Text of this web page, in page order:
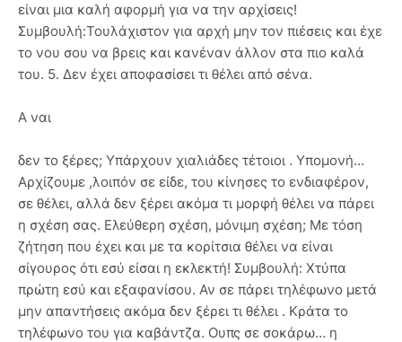
είναι μια καλή αφορμή για να την αρχίσεις!
Συμβουλή:Τουλάχιστον για αρχή μην τον πιέσεις και έχε
το νου σου να βρεις και κανέναν άλλον στα πιο καλά
του. 5. Δεν έχει αποφασίσει τι θέλει από σένα.
Α ναι
δεν το ξέρες; Υπάρχουν χιαλιάδες τέτοιοι . Υπομονή…
Αρχίζουμε ,λοιπόν σε είδε, του κίνησες το ενδιαφέρον,
σε θέλει, αλλά δεν ξέρει ακόμα τι μορφή θέλει να πάρει
η σχέση σας. Ελεύθερη σχέση, μόνιμη σχέση; Με τόση
ζήτηση που έχει και με τα κορίτσια θέλει να είναι
σίγουρος ότι εσύ είσαι η εκλεκτή! Συμβουλή: Χτύπα
πρώτη εσύ και εξαφανίσου. Αν σε πάρει τηλέφωνο μετά
μην απαντήσεις ακόμα δεν ξέρει τι θέλει . Κράτα το
τηλέφωνο του για καβάντζα. Ουπς σε σοκάρω… η